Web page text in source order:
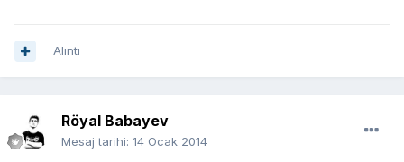
Alıntı
Röyal Babayev
Mesaj tarihi: 14 Ocak 2014